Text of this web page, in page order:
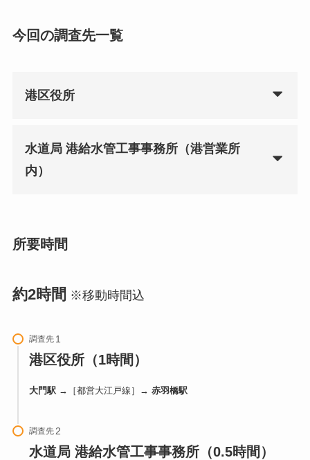
今回の調査先一覧
港区役所
水道局 港給水管工事事務所（港営業所
内）
所要時間
約2時間 ※移動時間込
調査先
港区役所（1時間）
大門駅→［都営大江戸線］→ 赤羽橋駅
調査先
水道局 港給水管工事事務所（0.5時間）